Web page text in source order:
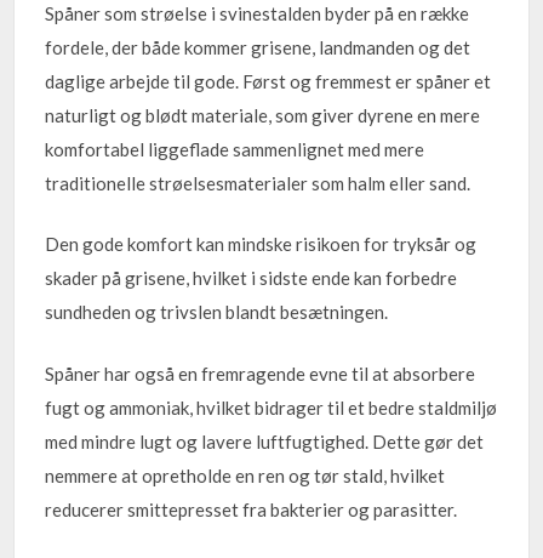
Spåner som strøelse i svinestalden byder på en række
fordele, der både kommer grisene, landmanden og det
daglige arbejde til gode. Først og fremmest er spåner et
naturligt og blødt materiale, som giver dyrene en mere
komfortabel liggeflade sammenlignet med mere
traditionelle strøelsesmaterialer som halm eller sand.
Den gode komfort kan mindske risikoen for tryksår og
skader på grisene, hvilket i sidste ende kan forbedre
sundheden og trivslen blandt besætningen.
Spåner har også en fremragende evne til at absorbere
fugt og ammoniak, hvilket bidrager til et bedre staldmiljø
med mindre lugt og lavere luftfugtighed. Dette gør det
nemmere at opretholde en ren og tør stald, hvilket
reducerer smittepresset fra bakterier og parasitter.